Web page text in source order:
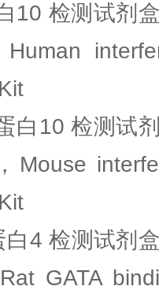
10 检测试剂
白10 检测试
白4 检测试剂
GATA